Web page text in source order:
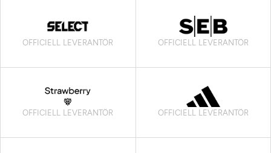
OFFICIELL LEVERANTÖR OFFICIELL LEVERANTÖR
OFFICIELL LEVERANTÖR OFFICIELL LEVERANTÖR